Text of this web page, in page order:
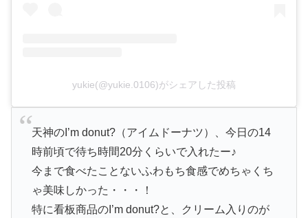
yukie(@yukie.0106)がシェアした投稿
天神のI’m donut?（アイムドーナツ）、今日の14
時前頃で待ち時間20分くらいで入れたー♪
今まで食べたことないふわもち食感でめちゃくち
ゃ美味しかった・・・！
特に看板商品のI’m donut?と、クリーム入りのが